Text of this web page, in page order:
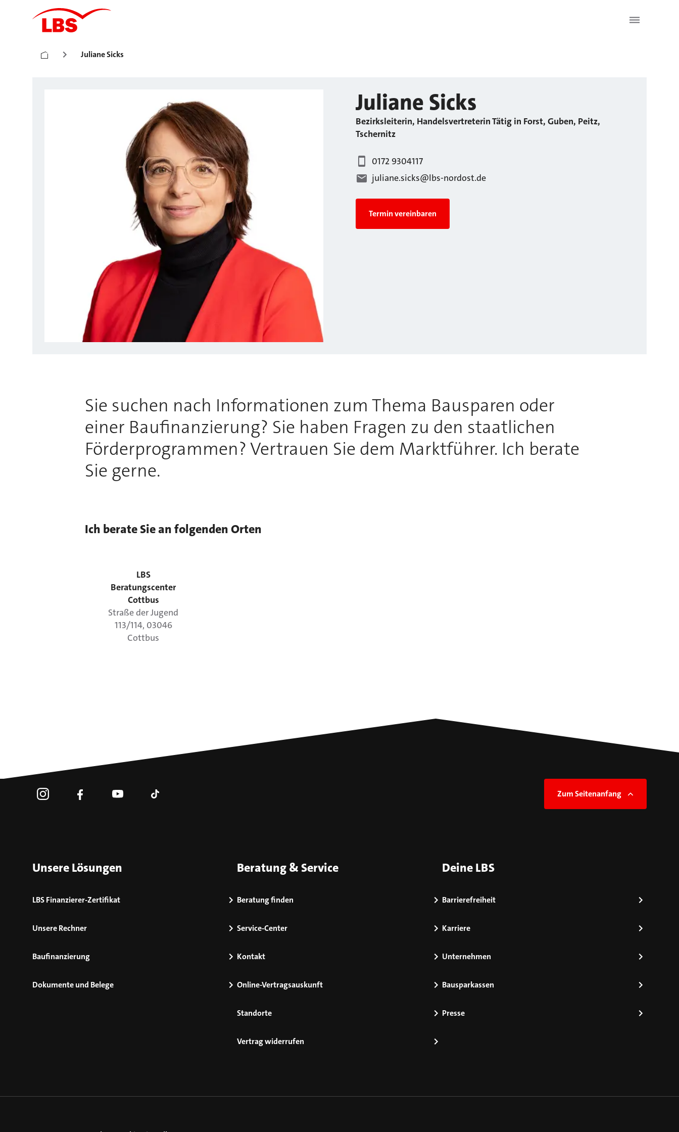
Juliane Sicks
Juliane Sicks
Bezirksleiterin, Handelsvertreterin Tätig in Forst, Guben, Peitz,
Tschernitz
0172 9304117
juliane.sicks@lbs-nordost.de
Termin vereinbaren
Sie suchen nach Informationen zum Thema Bausparen oder
einer Baufinanzierung? Sie haben Fragen zu den staatlichen
Förderprogrammen? Vertrauen Sie dem Marktführer. Ich berate
Sie gerne.
Ich berate Sie an folgenden Orten
LBS
Beratungscenter
Cottbus
Straße der Jugend
113/114, 03046
Cottbus
Zum Seitenanfang
Unsere Lösungen
LBS Finanzierer-Zertifikat
Unsere Rechner
Baufinanzierung
Dokumente und Belege
Beratung & Service
Beratung finden
Service-Center
Kontakt
Online-Vertragsauskunft
Standorte
Vertrag widerrufen
Deine LBS
Barrierefreiheit
Karriere
Unternehmen
Bausparkassen
Presse